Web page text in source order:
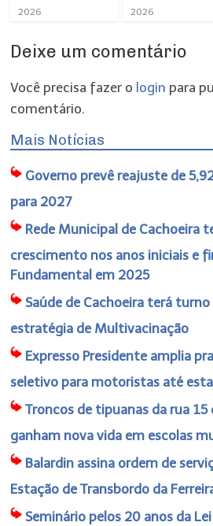
2026
2026
Deixe um comentário
Você precisa fazer o login para
comentário.
Mais Notícias
Governo prevê reajuste de
para 2027
Rede Municipal de Cachoeira
crescimento nos anos iniciais e
Fundamental em 2025
Saúde de Cachoeira terá
estratégia de Multivacinação
Expresso Presidente amplia
seletivo para motoristas até
Troncos de tipuanas da rua
ganham nova vida em escolas
Balardin assina ordem de
Estação de Transbordo da
Seminário pelos 20 anos da